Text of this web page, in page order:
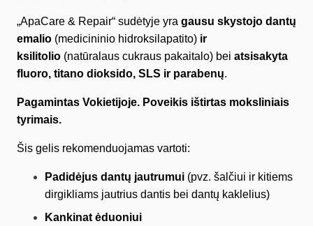
„ApaCare & Repair“ sudėtyje yra gausu skystojo dantų
emalio (medicininio hidroksilapatito) ir
ksilitolio (natūralaus cukraus pakaitalo) bei atsisakyta
fluoro, titano dioksido, SLS ir parabenų.
Pagamintas Vokietijoje. Poveikis ištirtas moksliniais
tyrimais.
Šis gelis rekomenduojamas vartoti:
Padidėjus dantų jautrumui (pvz. šalčiui ir kitiems
dirgikliams jautrius dantis bei dantų kaklelius)
Kankinat ėduoniui